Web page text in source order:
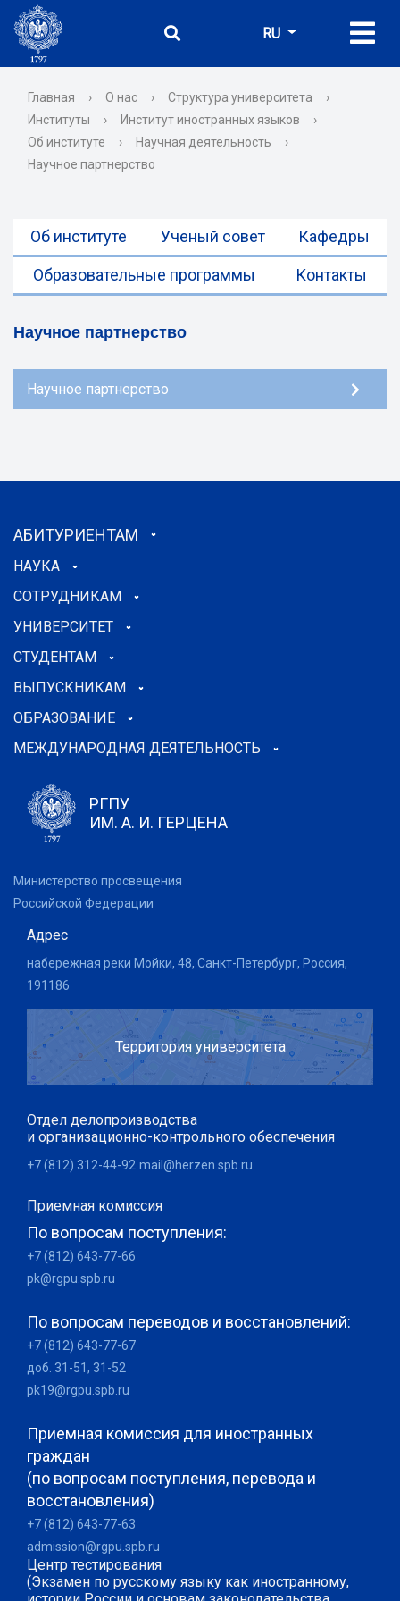
RU
Главная › О нас › Структура университета
›
Институты
› Институт иностранных языков
›
Об институте
› Научная деятельность
›
Научное партнерство
Об институте Ученый совет Кафедры
Образовательные программы Контакты
Научное партнерство
Научное партнерство
АБИТУРИЕНТАМ
НАУКА
СОТРУДНИКАМ
УНИВЕРСИТЕТ
СТУДЕНТАМ
ВЫПУСКНИКАМ
ОБРАЗОВАНИЕ
МЕЖДУНАРОДНАЯ ДЕЯТЕЛЬНОСТЬ
РГПУ
ИМ. А. И. ГЕРЦЕНА
Министерство просвещения
Российской Федерации
Адрес
набережная реки Мойки, 48, Санкт-Петербург, Россия,
191186
Территория университета
Отдел делопроизводства
и организационно-контрольного обеспечения
+7 (812) 312-44-92 mail@herzen.spb.ru
Приемная комиссия
По вопросам поступления:
+7 (812) 643-77-66
pk@rgpu.spb.ru
По вопросам переводов и восстановлений:
+7 (812) 643-77-67
доб. 31-51, 31-52
pk19@rgpu.spb.ru
Приемная комиссия для иностранных
граждан
(по вопросам поступления, перевода и
восстановления)
+7 (812) 643-77-63
admission@rgpu.spb.ru
Центр тестирования
(Экзамен по русскому языку как иностранному,